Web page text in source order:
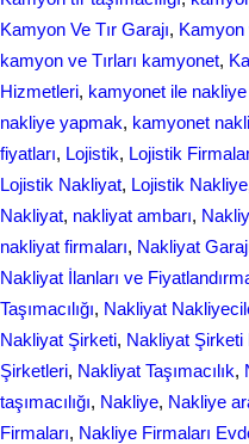
Kamyon Ve Tır Garajı, Kamyon
kamyon ve Tırları kamyonet,
Hizmetleri, kamyonet ile
nakliye yapmak, kamyonet
fiyatları, Lojistik, Lojistik
Lojistik Nakliyat, Lojistik Nakliye
Nakliyat, nakliyat ambarı,
nakliyat firmaları, Nakliyat
Nakliyat İlanları ve
Taşımacılığı, Nakliyat
Nakliyat Şirketi, Nakliyat Şirketi
Şirketleri, Nakliyat Taşımacılık,
taşımacılığı, Nakliye, Nakliye
Firmaları, Nakliye Firmaları